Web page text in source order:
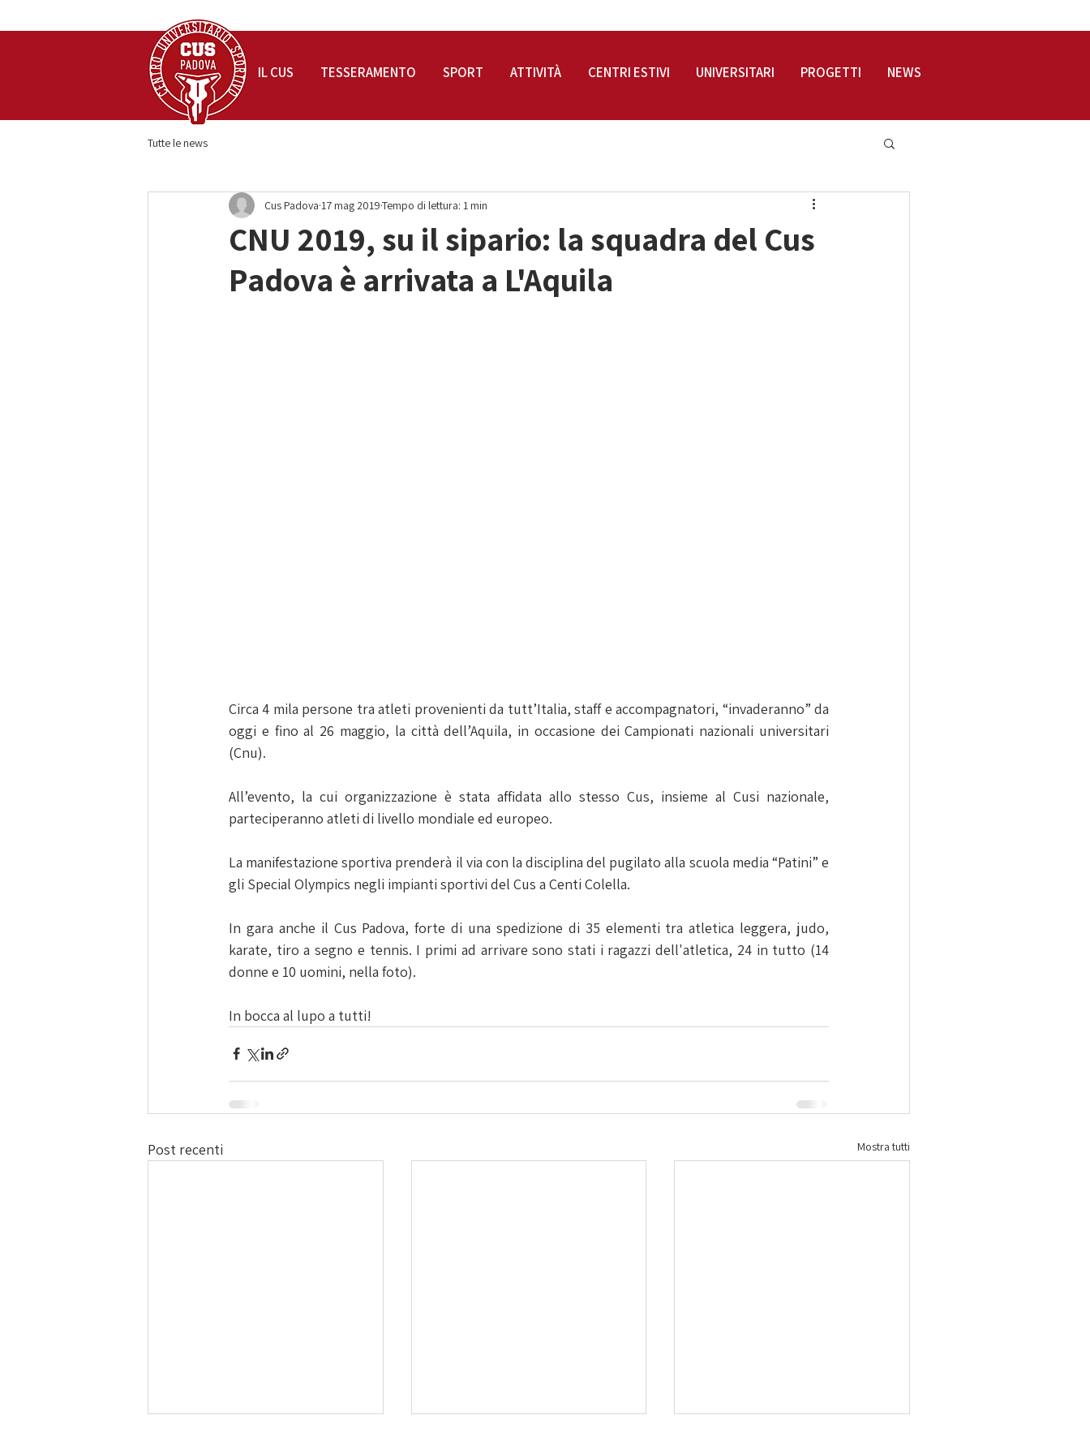
Tutte le news
CNU 2019, su il sipario: la squadra del Cus
Padova è arrivata a L'Aquila
Cus Padova 17 mag 2019Tempo di lettura: 1 min
Circa 4 mila persone tra atleti provenienti da tutt’Italia, staff e accompagnatori, “invaderanno” da
oggi e fino al 26 maggio, la città dell’Aquila, in occasione dei Campionati nazionali universitari
(Cnu).
All’evento, la cui organizzazione è stata affidata allo stesso Cus, insieme al Cusi nazionale,
parteciperanno atleti di livello mondiale ed europeo.
La manifestazione sportiva prenderà il via con la disciplina del pugilato alla scuola media “Patini” e
gli Special Olympics negli impianti sportivi del Cus a Centi Colella.
In gara anche il Cus Padova, forte di una spedizione di 35 elementi tra atletica leggera, judo,
karate, tiro a segno e tennis. I primi ad arrivare sono stati i ragazzi dell'atletica, 24 in tutto (14
donne e 10 uomini, nella foto).
In bocca al lupo a tutti!
Post recenti Mostra tutti
IL CUS TESSERAMENTO SPORT ATTIVITÀ CENTRI ESTIVI UNIVERSITARI PROGETTI NEWS